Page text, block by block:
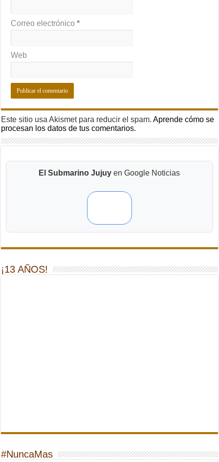
Correo electrónico*
Web
Este sitio usa Akismet para reducir el spam.Aprende cómo se
procesan los datos de tus comentarios.
El Submarino Jujuy en Google Noticias
¡13 AÑOS!
#NuncaMas